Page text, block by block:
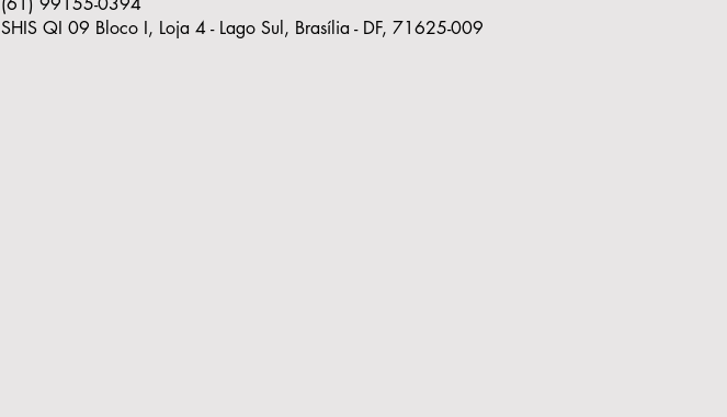
SHIS QI 09 Bloco I, Loja 4 - Lago Sul, Brasília - DF, 71625-009